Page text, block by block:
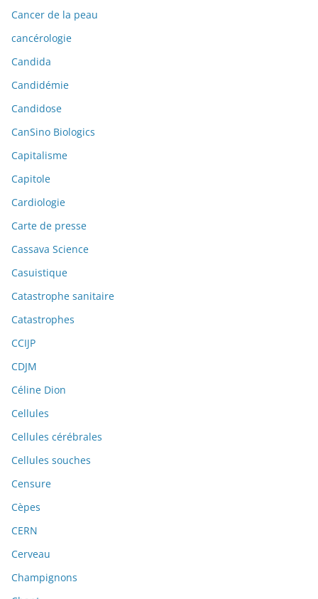
Cancer de la peau
cancérologie
Candida
Candidémie
Candidose
CanSino Biologics
Capitalisme
Capitole
Cardiologie
Carte de presse
Cassava Science
Casuistique
Catastrophe sanitaire
Catastrophes
CCIJP
CDJM
Céline Dion
Cellules
Cellules cérébrales
Cellules souches
Censure
Cèpes
CERN
Cerveau
Champignons